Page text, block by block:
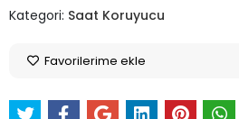
Kategori: Saat Koruyucu
Favorilerime ekle